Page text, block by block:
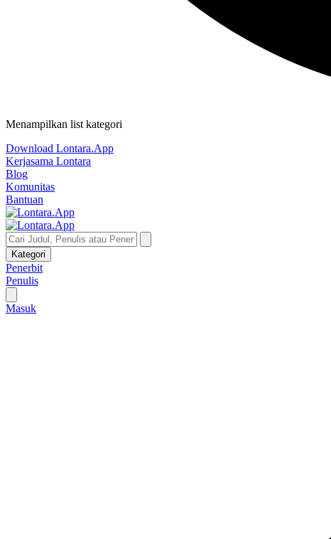
Menampilkan list kategori
Download Lontara.App
Kerjasama Lontara
Blog
Komunitas
Bantuan
Kategori
Penerbit
Penulis
Masuk